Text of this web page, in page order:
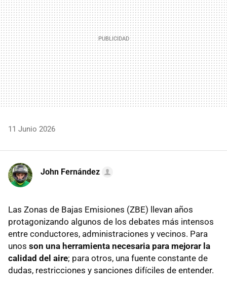
11 Junio 2026
John Fernández
Las Zonas de Bajas Emisiones (ZBE) llevan años
protagonizando algunos de los debates más intensos
entre conductores, administraciones y vecinos. Para
unos son una herramienta necesaria para mejorar la
calidad del aire; para otros, una fuente constante de
dudas, restricciones y sanciones difíciles de entender.